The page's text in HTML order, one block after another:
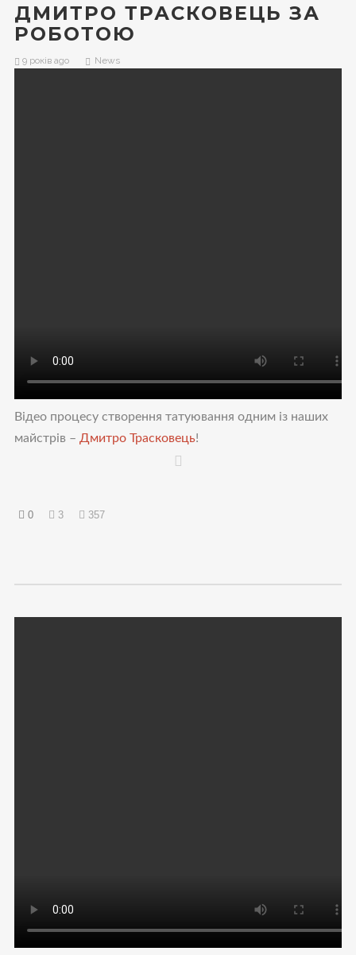
ДМИТРО ТРАСКОВЕЦЬ ЗА
РОБОТОЮ
9 років ago News
Відео процесу створення татуювання одним із наших
майстрів – Дмитро Трасковець!
0 3 357